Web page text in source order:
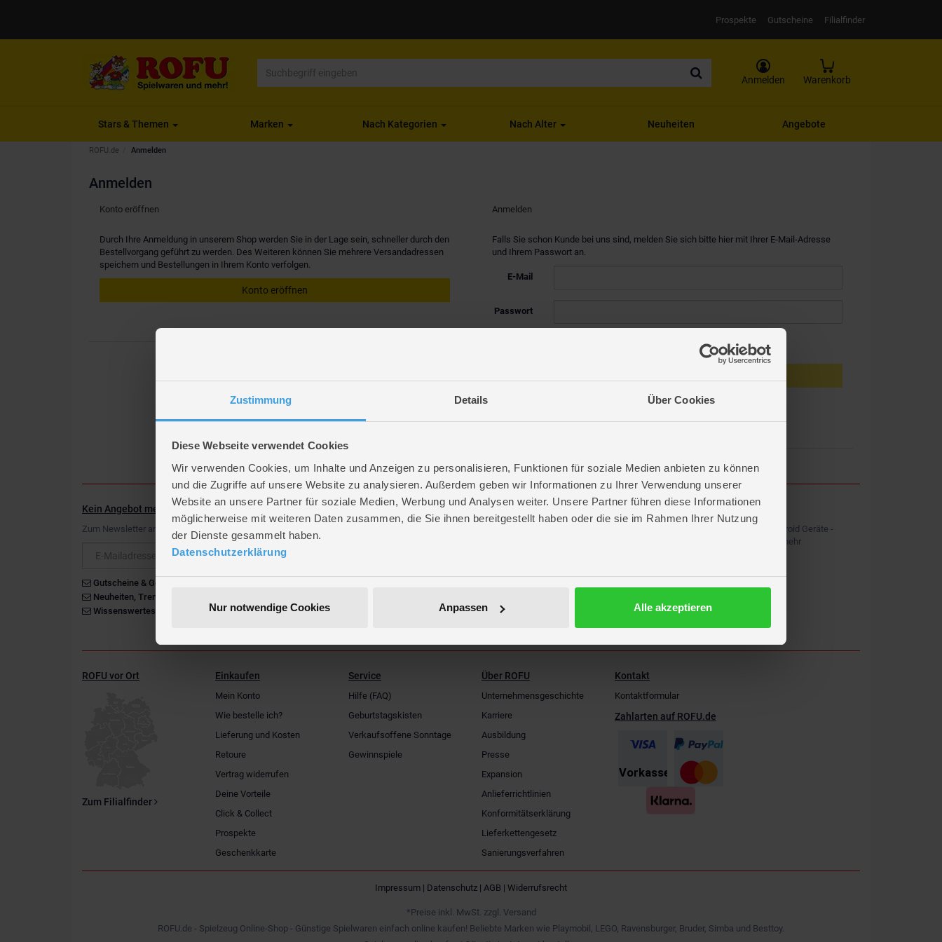
Zustimmung Details Über Cookies
Diese Webseite verwendet Cookies
Wir verwenden Cookies, um Inhalte und Anzeigen zu personalisieren, Funktionen für soziale Medien anbieten zu können
und die Zugriffe auf unsere Website zu analysieren. Außerdem geben wir Informationen zu Ihrer Verwendung unserer
Website an unsere Partner für soziale Medien, Werbung und Analysen weiter. Unsere Partner führen diese Informationen
möglicherweise mit weiteren Daten zusammen, die Sie ihnen bereitgestellt haben oder die sie im Rahmen Ihrer Nutzung
der Dienste gesammelt haben.
Datenschutzerklärung
Nur notwendige Cookies Anpassen Alle akzeptieren
Prospekte Gutscheine Filialfinder
Anmelden Warenkorb
Stars & Themen Marken Nach Kategorien Nach Alter Neuheiten Angebote
ROFU.de Anmelden
Anmelden
Anmelden
Falls Sie schon Kunde bei uns sind, melden Sie sich bitte hier mit Ihrer E-Mail-Adresse
und Ihrem Passwort an.
E-Mail
Passwort
Konto eröffnen
Durch Ihre Anmeldung in unserem Shop werden Sie in der Lage sein, schneller durch den
Bestellvorgang geführt zu werden. Des Weiteren können Sie mehrere Versandadressen
speichern und Bestellungen in Ihrem Konto verfolgen.
Konto eröffnen
Kein Angebot mehr verpassen
Zum Newsletter anmelden & Vorteile sichern
Gutscheine & Gewinnspiele
Neuheiten, Trends & Angebote
Wissenswertes rund um die Familie
ROFU Community
ROFU Family Blog
ROFU APP
Kostenlos für iOS und Android Geräte -
Shopping, News & vieles mehr
ROFU vor Ort
Zum Filialfinder
Einkaufen
Mein Konto
Wie bestelle ich?
Lieferung und Kosten
Retoure
Vertrag widerrufen
Deine Vorteile
Click & Collect
Prospekte
Geschenkkarte
Service
Hilfe (FAQ)
Geburtstagskisten
Verkaufsoffene Sonntage
Gewinnspiele
Über ROFU
Unternehmensgeschichte
Karriere
Ausbildung
Presse
Expansion
Anlieferrichtlinien
Konformitätserklärung
Lieferkettengesetz
Sanierungsverfahren
Kontakt
Kontaktformular
Zahlarten auf ROFU.de
Impressum | Datenschutz | AGB | Widerrufsrecht
*Preise inkl. MwSt. zzgl. Versand
ROFU.de - Spielzeug Online-Shop - Günstige Spielwaren einfach online kaufen! Beliebte Marken wie Playmobil, LEGO, Ravensburger, Bruder, Simba und Besttoy.